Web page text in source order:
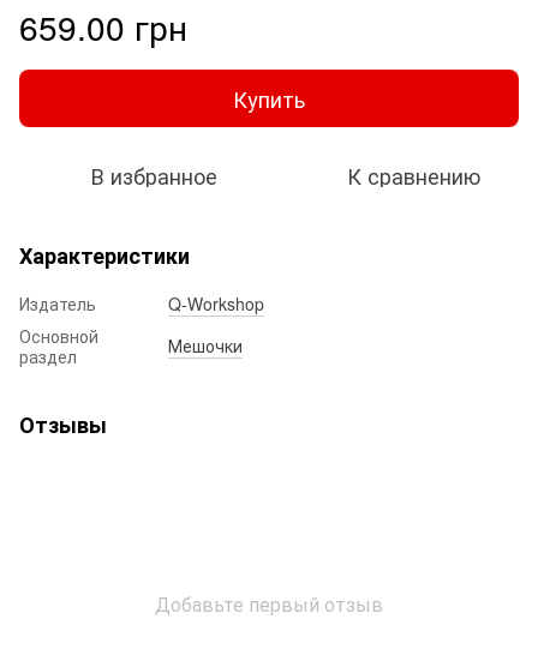
659.00 грн
Купить
В избранное К сравнению
Характеристики
Издатель
Q-Workshop
Основной
раздел
Мешочки
Отзывы
Добавьте первый отзыв